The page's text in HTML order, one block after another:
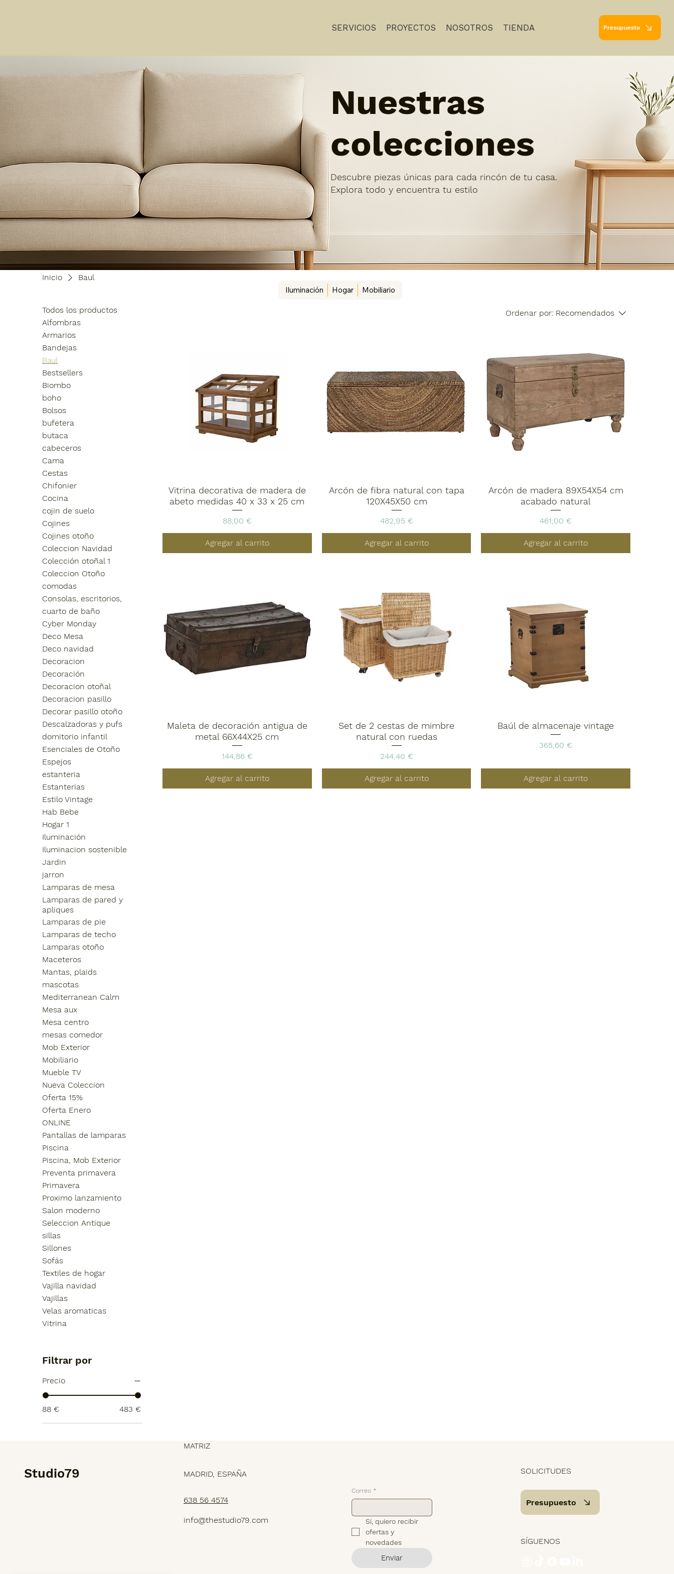
SERVICIOS PROYECTOS NOSOTROS TIENDA Presupuesto
Nuestras
colecciones
Descubre piezas únicas para cada rincón de tu casa.
Explora todo y encuentra tu estilo
Inicio Baul
Todos los productos
Alfombras
Armarios
Bandejas
Baul
Bestsellers
Biombo
boho
Bolsos
bufetera
butaca
cabeceros
Cama
Cestas
Chifonier
Cocina
cojin de suelo
Cojines
Cojines otoño
Coleccion Navidad
Colección otoñal 1
Coleccion Otoño
comodas
Consolas, escritorios,
cuarto de baño
Cyber Monday
Deco Mesa
Deco navidad
Decoracion
Decoración
Decoracion otoñal
Decoracion pasillo
Decorar pasillo otoño
Descalzadoras y pufs
domitorio infantil
Esenciales de Otoño
Espejos
estanteria
Estanterias
Estilo Vintage
Hab Bebe
Hogar 1
Iluminación
Iluminacion sostenible
Jardin
jarron
Lamparas de mesa
Lamparas de pared y
apliques
Lamparas de pie
Lamparas de techo
Lamparas otoño
Maceteros
Mantas, plaids
mascotas
Mediterranean Calm
Mesa aux
Mesa centro
mesas comedor
Mob Exterior
Mobiliario
Mueble TV
Nueva Coleccion
Oferta 15%
Oferta Enero
ONLINE
Pantallas de lamparas
Piscina
Piscina, Mob Exterior
Preventa primavera
Primavera
Proximo lanzamiento
Salon moderno
Seleccion Antique
sillas
Sillones
Sofás
Textiles de hogar
Vajilla navidad
Vajillas
Velas aromaticas
Vitrina
Filtrar por
Precio
88 € 483 €
Ordenar por: Recomendados
Vitrina decorativa de madera de
abeto medidas 40 x 33 x 25 cm
Precio
88,00 €
Agregar al carrito
Arcón de fibra natural con tapa
120X45X50 cm
Precio
482,95 €
Agregar al carrito
Arcón de madera 89X54X54 cm
acabado natural
Precio
461,00 €
Agregar al carrito
Maleta de decoración antigua de
metal 66X44X25 cm
Precio
144,86 €
Agregar al carrito
Set de 2 cestas de mimbre
natural con ruedas
Precio
244,40 €
Agregar al carrito
Baúl de almacenaje vintage
Precio
365,60 €
Agregar al carrito
Iluminación Hogar Mobiliario
Studio79
MATRIZ
MADRID, ESPAÑA
638 56 4574
info@thestudio79.com
Correo *
Sí, quiero recibir
ofertas y
novedades
Enviar
SOLICITUDES
Presupuesto
SÍGUENOS